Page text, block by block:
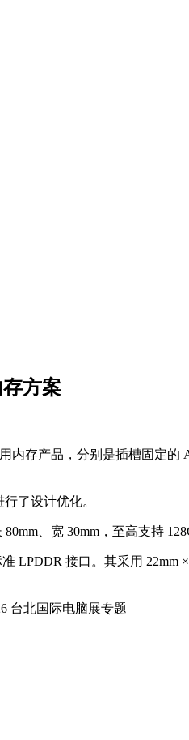
方案
内存产品，分别是插槽固定
了设计优化。
、宽 30mm，至高支持
接口。其采用 22mm
台北国际电脑展专题